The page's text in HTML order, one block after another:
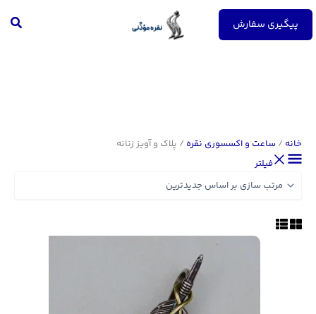
پرش
محتوا
پیگیری سفارش
خانه / ساعت و اکسسوری نقره / پلاک و آویز زنانه
فیلتر